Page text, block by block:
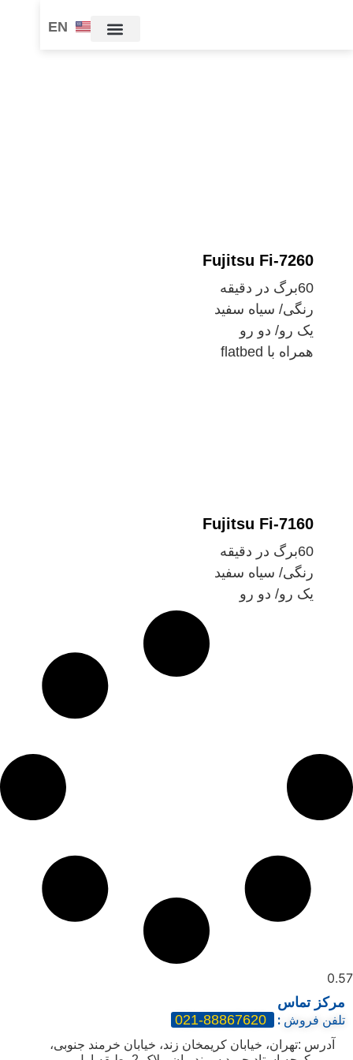
EN
Fujitsu Fi-7260
60برگ در دقیقه
رنگی/ سیاه سفید
یک رو/ دو رو
همراه با flatbed
Fujitsu Fi-7160
60برگ در دقیقه
رنگی/ سیاه سفید
یک رو/ دو رو
مرکز تماس
تلفن فروش :
آدرس :تهران، خیابان کریمخان زند، خیابان خرمند جنوبی،